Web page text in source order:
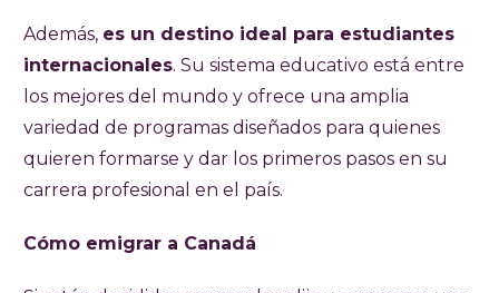
Además, es un destino ideal para estudiantes
internacionales. Su sistema educativo está entre
los mejores del mundo y ofrece una amplia
variedad de programas diseñados para quienes
quieren formarse y dar los primeros pasos en su
carrera profesional en el país.
Cómo emigrar a Canadá